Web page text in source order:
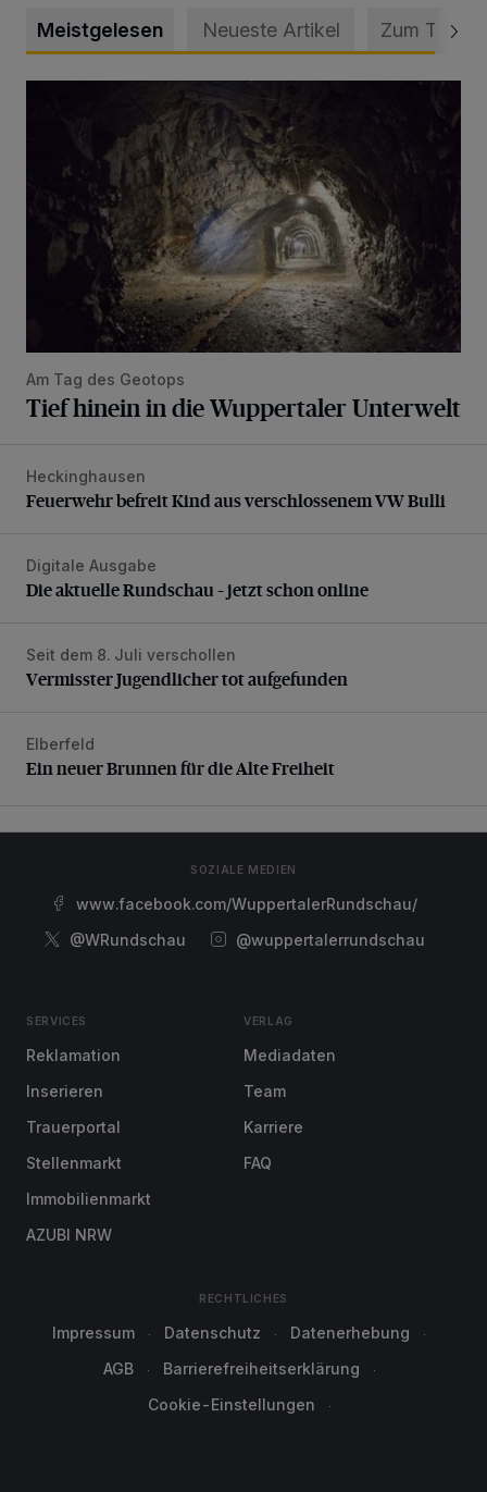
Meistgelesen Neueste Artikel Zum Thema
Am Tag des Geotops
Tief hinein in die Wuppertaler Unterwelt
Feuerwehr befreit Kind aus verschlossenem VW Bulli
Heckinghausen
Feuerwehr befreit Kind aus verschlossenem VW Bulli
Die aktuelle Rundschau – jetzt schon online
Digitale Ausgabe
Die aktuelle Rundschau – jetzt schon online
Vermisster Jugendlicher tot aufgefunden
Seit dem 8. Juli verschollen
Vermisster Jugendlicher tot aufgefunden
Ein neuer Brunnen für die Alte Freiheit
Elberfeld
Ein neuer Brunnen für die Alte Freiheit
SOZIALE MEDIEN
www.facebook.com/WuppertalerRundschau/
@WRundschau
@wuppertalerrundschau
SERVICES
Reklamation
Inserieren
Trauerportal
Stellenmarkt
Immobilienmarkt
AZUBI NRW
VERLAG
Mediadaten
Team
Karriere
FAQ
RECHTLICHES
Impressum Datenschutz
Datenerhebung
AGB
Barrierefreiheitserklärung
Cookie-Einstellungen